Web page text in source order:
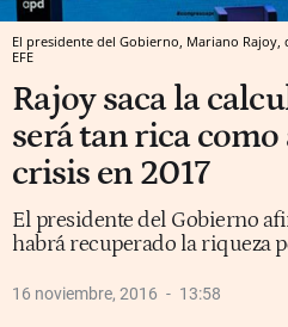
El presidente del Gobierno, Mariano
EFE
Rajoy saca la
será tan rica como
crisis en 2017
El presidente del Gobierno
habrá recuperado la riqueza
16 noviembre, 2016 13:58